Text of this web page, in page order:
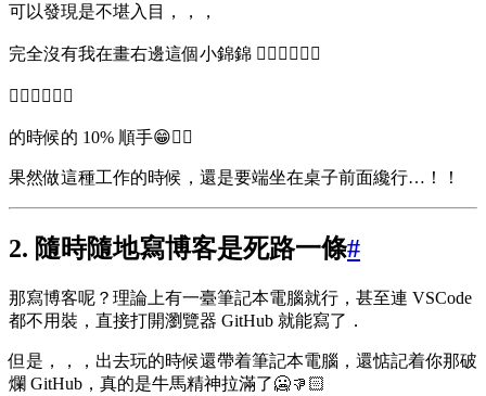
可以發現是不堪入目，，，
完全沒有我在畫右邊這個小錦錦 👉🏻👉🏻👉🏻
👉🏻👉🏻👉🏻
的時候的 10% 順手😁👎🏻
果然做這種工作的時候，還是要端坐在桌子前面纔行…！！
2. 隨時隨地寫博客是死路一條#
那寫博客呢？理論上有一臺筆記本電腦就行，甚至連 VSCode
都不用裝，直接打開瀏覽器 GitHub 就能寫了．
但是，，，出去玩的時候還帶着筆記本電腦，還惦記着你那破
爛 GitHub，真的是牛馬精神拉滿了🥶👎🏻